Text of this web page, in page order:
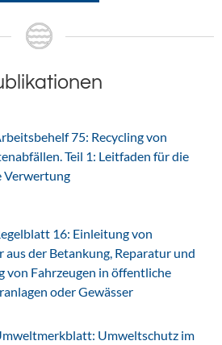
75: Recycling von
Teil 1: Leitfaden für die
Verwertung
16: Einleitung von
aus der Betankung, Reparatur und
von Fahrzeugen in öffentliche
oder Gewässer
Umweltschutz im